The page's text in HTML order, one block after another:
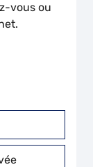
vous ou